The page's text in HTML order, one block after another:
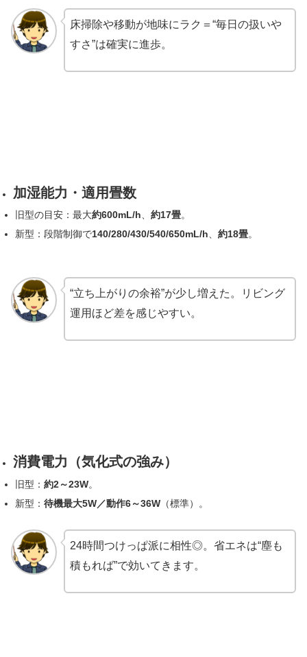
床掃除や移動が地味にラク＝“毎日の扱いや
すさ”は確実に進歩。
加湿能力・適用畳数
旧型の目安：最大約600mL/h、 約17畳。
新型：段階制御で140/280/430/540/650mL/h 約18畳。
“立ち上がりの余裕”が少し増えた。リビング
運用ほど差を感じやすい。
消費電力（気化式の強み）
旧型： 約2～23W。
新型： 待機最大5W／動作6～36W（標準）。
24時間つけっぱ派に相性◎。省エネは“塵も
積もれば”で効いてきます。